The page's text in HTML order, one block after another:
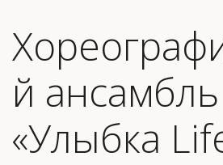
й ансамбль
«Улыбка